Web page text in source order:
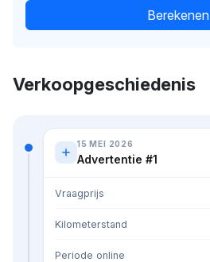
Berekenen
Verkoopgeschiedenis
15 MEI 2026
Advertentie #1
Vraagprijs
Kilometerstand
Periode online